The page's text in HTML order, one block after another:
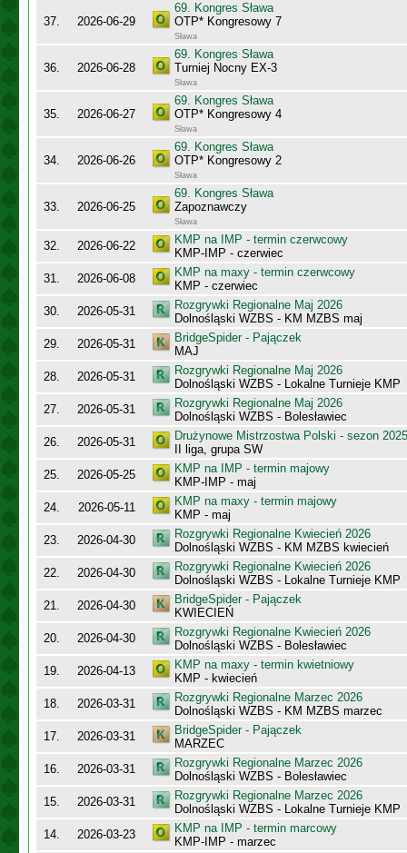
37. 2026-06-29
69. Kongres Sława
OTP* Kongresowy 7
Sława
36. 2026-06-28
69. Kongres Sława
Turniej Nocny EX-3
Sława
35. 2026-06-27
69. Kongres Sława
OTP* Kongresowy 4
Sława
34. 2026-06-26
69. Kongres Sława
OTP* Kongresowy 2
Sława
33. 2026-06-25
69. Kongres Sława
Zapoznawczy
Sława
32. 2026-06-22
KMP na IMP - termin czerwcowy
KMP-IMP - czerwiec
31.
2026-06-08
KMP na maxy - termin czerwcowy
KMP - czerwiec
30.
2026-05-31
Rozgrywki Regionalne Maj 2026
Dolnośląski WZBS - KM MZBS maj
29.
2026-05-31
BridgeSpider - Pajączek
MAJ
28.
2026-05-31
Rozgrywki Regionalne Maj 2026
Dolnośląski WZBS - Lokalne Turnieje KMP
27.
2026-05-31
Rozgrywki Regionalne Maj 2026
Dolnośląski WZBS - Bolesławiec
26.
2026-05-31
Drużynowe Mistrzostwa Polski - sezon
II liga, grupa SW
25.
2026-05-25
KMP na IMP - termin majowy
KMP-IMP - maj
24.
2026-05-11
KMP na maxy - termin majowy
KMP - maj
23.
2026-04-30
Rozgrywki Regionalne Kwiecień 2026
Dolnośląski WZBS - KM MZBS kwiecień
22.
2026-04-30
Rozgrywki Regionalne Kwiecień 2026
Dolnośląski WZBS - Lokalne Turnieje KMP
21.
2026-04-30
BridgeSpider - Pajączek
KWIECIEŃ
20.
2026-04-30
Rozgrywki Regionalne Kwiecień 2026
Dolnośląski WZBS - Bolesławiec
19.
2026-04-13
KMP na maxy - termin kwietniowy
KMP - kwiecień
18.
2026-03-31
Rozgrywki Regionalne Marzec 2026
Dolnośląski WZBS - KM MZBS marzec
17.
2026-03-31
BridgeSpider - Pajączek
MARZEC
16.
2026-03-31
Rozgrywki Regionalne Marzec 2026
Dolnośląski WZBS - Bolesławiec
15.
2026-03-31
Rozgrywki Regionalne Marzec 2026
Dolnośląski WZBS - Lokalne Turnieje KMP
14.
2026-03-23
KMP na IMP - termin marcowy
KMP-IMP - marzec